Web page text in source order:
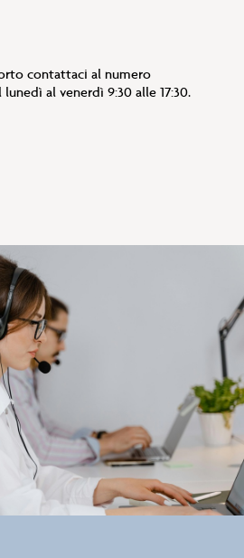
contattaci al numero
al venerdì 9:30 alle 17:30.